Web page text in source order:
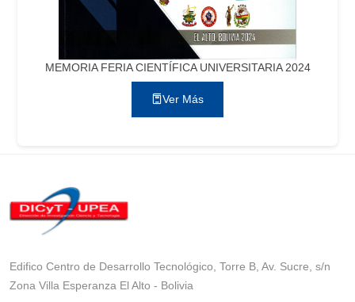
MEMORIA FERIA CIENTÍFICA UNIVERSITARIA 2024
Ver Más
Edifico Centro de Desarrollo Tecnológico, Torre B, Av. Sucre, s/n
Zona Villa Esperanza El Alto - Bolivia